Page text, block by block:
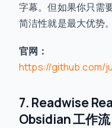
字幕。但如果你只需
简洁性就是最大优势。
官网：
https://github.com/
7. Readwise
Obsidian 工作流